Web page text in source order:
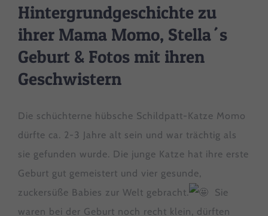
Hintergrundgeschichte zu
ihrer Mama Momo, Stella´s
Geburt & Fotos mit ihren
Geschwistern
Die schüchterne hübsche Schildpatt-Katze Momo
dürfte ca. 2-3 Jahre alt sein und war trächtig als
sie gefunden wurde. Die junge Katze hat ihre erste
Geburt gut gemeistert und vier gesunde,
zuckersüße Babies zur Welt gebracht.
Sie
waren bei der Geburt noch recht klein, dürften